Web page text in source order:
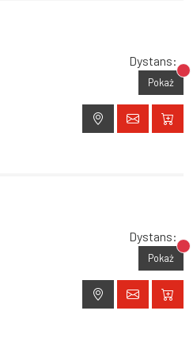
Dystans:
Pokaż
Dystans:
Pokaż